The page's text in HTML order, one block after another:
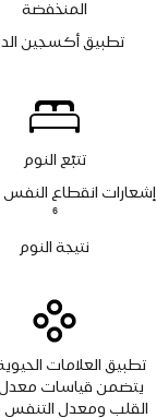
المنخفضة
تطبيق أكسجين
تتبّع النوم
إشعارات انقطاع النفس
6
نتيجة النوم
تطبيق العلامات
يتضمن قياسات
القلب ومعدل التنفس